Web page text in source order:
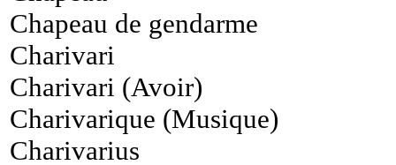
Chapeau de gendarme
Charivari
Charivari (Avoir)
Charivarique (Musique)
Charivarius